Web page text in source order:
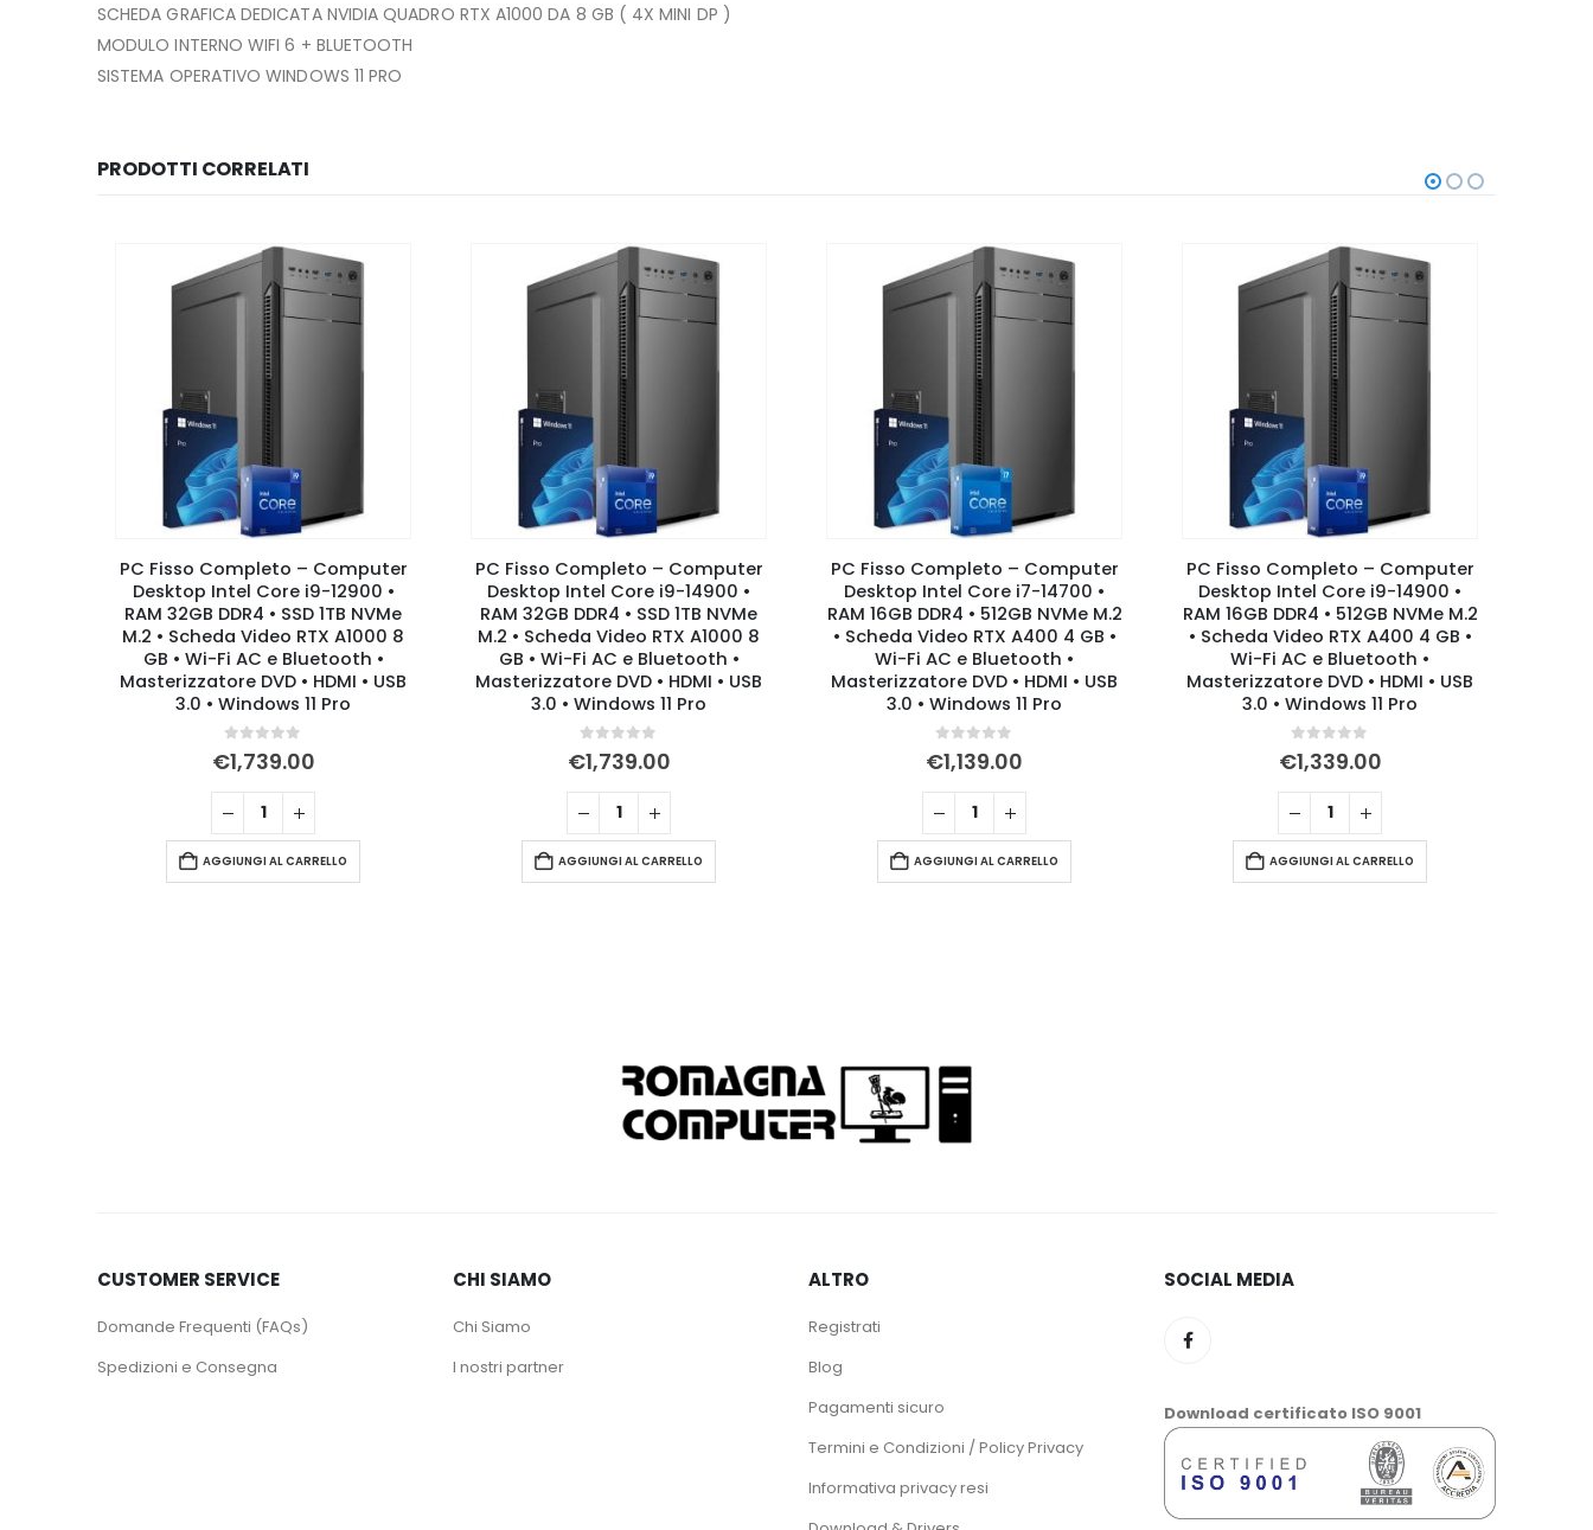
SCHEDA GRAFICA DEDICATA NVIDIA QUADRO RTX A1000 DA 8 GB ( 4X MINI DP )
MODULO INTERNO WIFI 6 + BLUETOOTH
SISTEMA OPERATIVO WINDOWS 11 PRO
PRODOTTI CORRELATI
PC Fisso Completo – Computer
Desktop Intel Core i9-14900 •
RAM 32GB DDR4 • SSD 1TB NVMe
M.2 • Scheda Video RTX A1000 8
GB • Wi-Fi AC e Bluetooth •
Masterizzatore DVD • HDMI • USB
3.0 • Windows 11 Pro
0Su 5
€1,739.00
AGGIUNGI AL CARRELLO
PC Fisso Completo – Computer
Desktop Intel Core i7-14700 •
RAM 16GB DDR4 • 512GB NVMe M.2
• Scheda Video RTX A400 4 GB •
Wi-Fi AC e Bluetooth •
Masterizzatore DVD • HDMI • USB
3.0 • Windows 11 Pro
0Su 5
€1,139.00
AGGIUNGI AL CARRELLO
PC Fisso Completo – Computer
Desktop Intel Core i9-14900 •
RAM 16GB DDR4 • 512GB NVMe M.2
• Scheda Video RTX A400 4 GB •
Wi-Fi AC e Bluetooth •
Masterizzatore DVD • HDMI • USB
3.0 • Windows 11 Pro
0Su 5
€1,339.00
AGGIUNGI AL CARRELLO
PC Fisso Completo – Computer
Desktop Intel Core i9-14900 •
RAM 32GB DDR4 • 1TB NVMe M.2 •
Scheda Video RTX A400 4 GB •
Wi-Fi AC e Bluetooth •
Masterizzatore DVD • HDMI • USB
3.0 • Windows 11 Pro
0Su 5
€1,489.00
AGGIUNGI AL CARRELLO
CUSTOMER SERVICE
Domande Frequenti (FAQs)
Spedizioni e Consegna
CHI SIAMO
Chi Siamo
I nostri partner
ALTRO
Registrati
Blog
Pagamenti sicuro
Termini e Condizioni / Policy Privacy
Informativa privacy resi
SOCIAL MEDIA
Download certificato ISO 9001